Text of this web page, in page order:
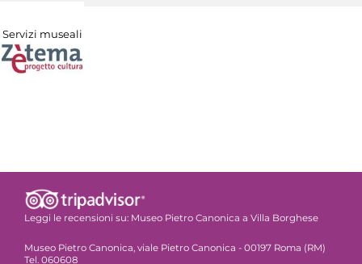
Servizi museali
Leggi le recensioni su: Museo Pietro Canonica a Villa Borghese
Museo Pietro Canonica, viale Pietro Canonica - 00197 Roma (RM)
Tel. 060608